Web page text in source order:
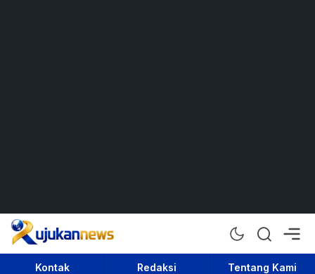
Rujukan News
Satu Rujukan Sejuta Informasi
Kontak Redaksi Tentang Kami